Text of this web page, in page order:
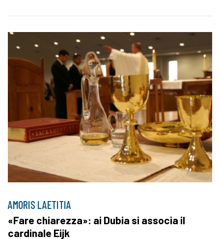
AMORIS LAETITIA
«Fare chiarezza»: ai Dubia si associa il
cardinale Eijk